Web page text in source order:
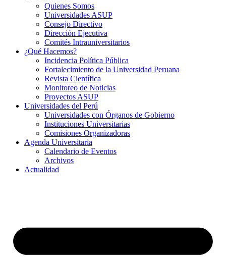
Quienes Somos
Universidades ASUP
Consejo Directivo
Dirección Ejecutiva
Comités Intrauniversitarios
¿Qué Hacemos?
Incidencia Política Pública
Fortalecimiento de la Universidad Peruana
Revista Científica
Monitoreo de Noticias
Proyectos ASUP
Universidades del Perú
Universidades con Órganos de Gobierno
Instituciones Universitarias
Comisiones Organizadoras
Agenda Universitaria
Calendario de Eventos
Archivos
Actualidad